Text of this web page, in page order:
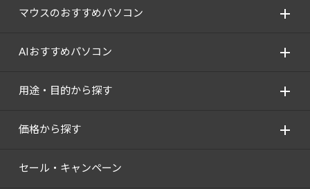
マウスのおすすめパソコン
AIおすすめパソコン
用途・目的から探す
価格から探す
セール・キャンペーン